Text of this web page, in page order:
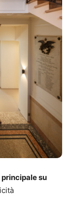
principale su